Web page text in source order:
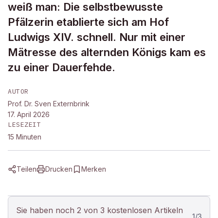
weiß man: Die selbstbewusste
Pfälzerin etablierte sich am Hof
Ludwigs XIV. schnell. Nur mit einer
Mätresse des alternden Königs kam es
zu einer Dauerfehde.
AUTOR
Prof. Dr. Sven Externbrink
17. April 2026
LESEZEIT
15 Minuten
Teilen Drucken Merken
Sie haben noch 2 von 3 kostenlosen Artikeln
1/3